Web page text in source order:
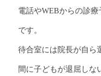
電話やWEBからの診
です。
待合室には院長が自ら
間に子どもが退屈しな